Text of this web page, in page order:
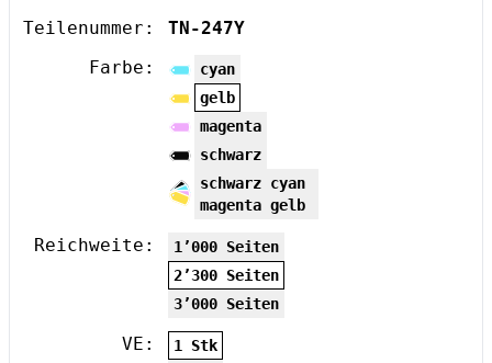
Teilenummer:
TN-247Y
Farbe:
cyan
gelb
magenta
schwarz
schwarz cyan
magenta gelb
Reichweite:
1’000 Seiten
2’300 Seiten
3’000 Seiten
VE:
1 Stk